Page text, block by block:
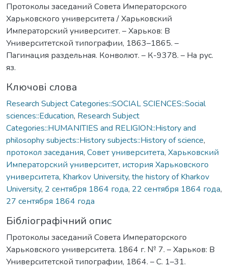
Протоколы заседаний Совета Императорского
Харьковского университета / Харьковский
Императорский университет. – Харьков: В
Университетской типографии, 1863–1865. –
Пагинация раздельная. Конволют. – К-9378. – На рус.
яз.
Ключові слова
Research Subject Categories::SOCIAL SCIENCES::Social
sciences::Education, Research Subject
Categories::HUMANITIES and RELIGION::History and
philosophy subjects::History subjects::History of science,
протокол заседания, Совет университета, Харьковский
Императорский университет, история Харьковского
университета, Kharkov University, the history of Kharkov
University, 2 сентября 1864 года, 22 сентября 1864 года,
27 сентября 1864 года
Бібліографічний опис
Протоколы заседаний Совета Императорского
Харьковского университета. 1864 г. № 7. – Харьков: В
Университетской типографии, 1864. – С. 1–31.